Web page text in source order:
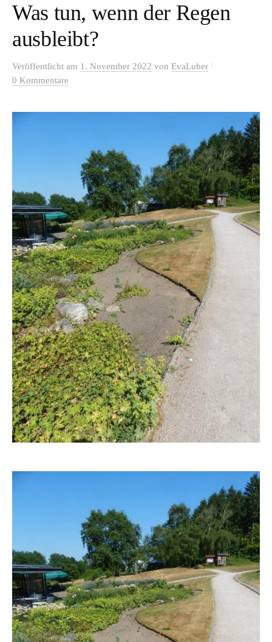
Was tun, wenn der Regen
ausbleibt?
Veröffentlicht am 1. November 2022 von EvaLuber /
0 Kommentare